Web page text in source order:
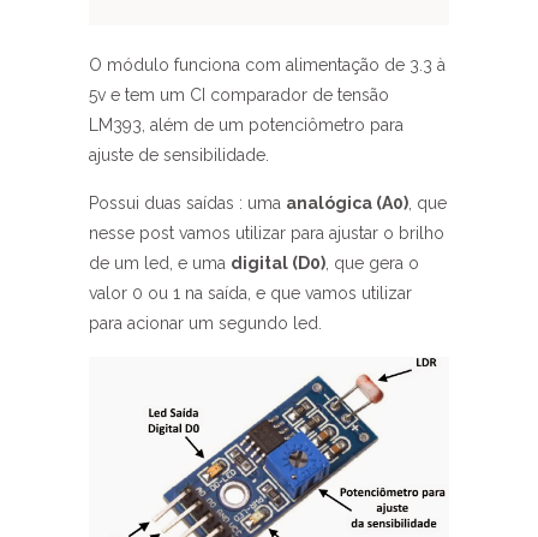
O módulo funciona com alimentação de 3.3 à
5v e tem um CI comparador de tensão
LM393, além de um potenciômetro para
ajuste de sensibilidade.
Possui duas saídas : uma analógica (A0) , que
nesse post vamos utilizar para ajustar o brilho
de um led, e uma digital (D0) , que gera o
valor 0 ou 1 na saída, e que vamos utilizar
para acionar um segundo led.